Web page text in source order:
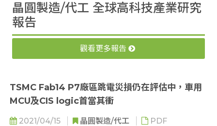
晶圓製造/代工 全球高科技產業研究
報告
觀看更多報告
TSMC Fab14 P7廠區跳電災損仍在評估中，車用
MCU及CIS logic首當其衝
2021/04/15 晶圓製造/代工
PDF